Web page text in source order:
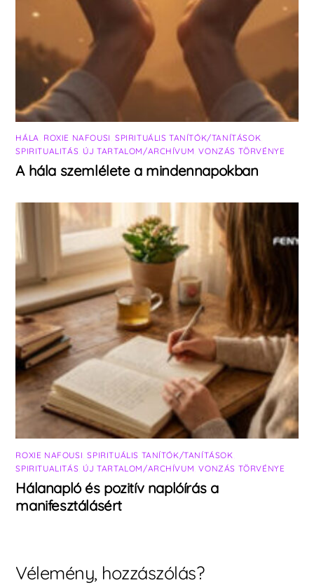
HÁLA ROXIE NAFOUSI SPIRITUÁLIS TANÍTÓK/TANÍTÁSOK
SPIRITUALITÁS ÚJ TARTALOM/ARCHÍVUM ,VONZÁS TÖRVÉNYE
A hála szemlélete a mindennapokban
ROXIE NAFOUSI ,SPIRITUÁLIS TANÍTÓK/TANÍTÁSOK
SPIRITUALITÁS ÚJ TARTALOM/ARCHÍVUM ,VONZÁS TÖRVÉNYE
Hálanapló és pozitív naplóírás a
manifesztálásért
Vélemény, hozzászólás?